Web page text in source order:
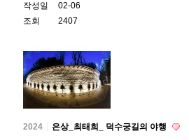
작성일
02-06
조회
2407
2024
은상_최태희_ 덕수궁길의 야행